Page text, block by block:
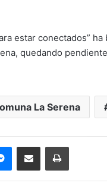
estar conectados”
quedando
La Serena
MessengerCompartir por correo electrónicoImprimir